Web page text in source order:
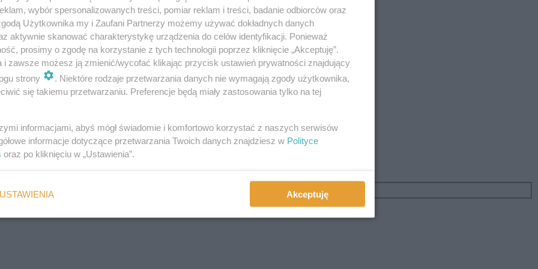
przez dziecko,
żółtaczki,
główką opadniętą do tyłu ,
po uprzednim naprężaniu się dziecka lub płaczu,
z sączącą się śluzowo- ropną treścią lub domieszką krwi i zgniłym zapachem.
wybór spersonalizowanych treści, pomiar reklam i treści, badanie odbiorców oraz
Użytkownika my i Zaufani Partnerzy możemy używać dokładnych danych
aktywnie skanować charakterystykę urządzenia do celów identyfikacji. Ponieważ
prosimy o zgodę na korzystanie z tych technologii poprzez kliknięcie „Akceptuję”.
i zawsze możesz ją zmienić/wycofać klikając przycisk ustawień prywatności znajdujący
strony
. Niektóre rodzaje przetwarzania danych nie wymagają zgody użytkownika,
się takiemu przetwarzaniu. Preferencje będą miały zastosowania tylko na tej
informacjami, abyś mógł świadomie i komfortowo korzystać z naszych serwisów
informacje dotyczące przetwarzania Twoich danych znajdziesz w Polityce
oraz po kliknięciu w „Ustawienia”.
USTAWIENIA Akceptuję